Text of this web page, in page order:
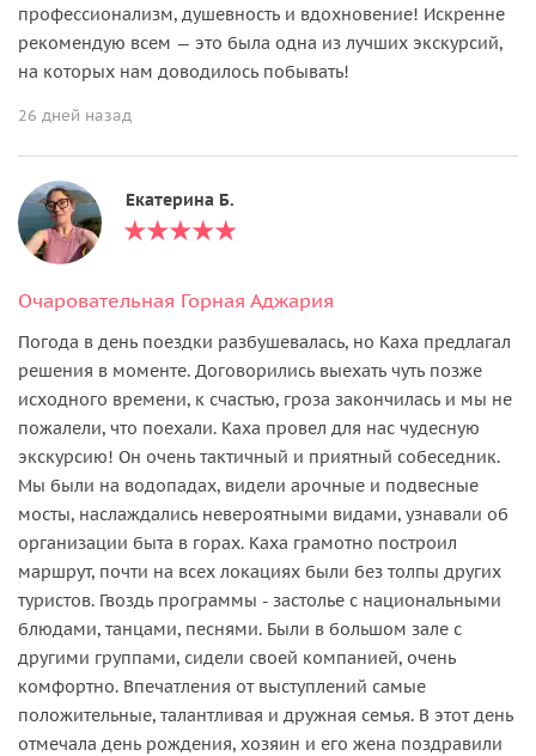
профессионализм, душевность и вдохновение! Искренне
рекомендую всем — это была одна из лучших экскурсий,
на которых нам доводилось побывать!
26 дней назад
Екатерина Б.
Очаровательная Горная Аджария
Погода в день поездки разбушевалась, но Каха предлагал
решения в моменте. Договорились выехать чуть позже
исходного времени, к счастью, гроза закончилась и мы не
пожалели, что поехали. Каха провел для нас чудесную
экскурсию! Он очень тактичный и приятный собеседник.
Мы были на водопадах, видели арочные и подвесные
мосты, наслаждались невероятными видами, узнавали об
организации быта в горах. Каха грамотно построил
маршрут, почти на всех локациях были без толпы других
туристов. Гвоздь программы - застолье с национальными
блюдами, танцами, песнями. Были в большом зале с
другими группами, сидели своей компанией, очень
комфортно. Впечатления от выступлений самые
положительные, талантливая и дружная семья. В этот день
отмечала день рождения, хозяин и его жена поздравили